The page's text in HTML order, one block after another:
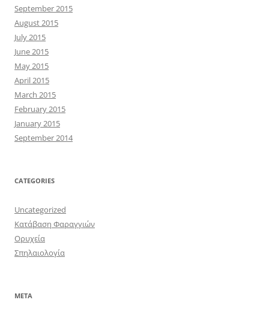
September 2015
August 2015
July 2015
June 2015
May 2015
April 2015
March 2015
February 2015
January 2015
September 2014
CATEGORIES
Uncategorized
Κατάβαση Φαραγγιών
Ορυχεία
Σπηλαιολογία
META